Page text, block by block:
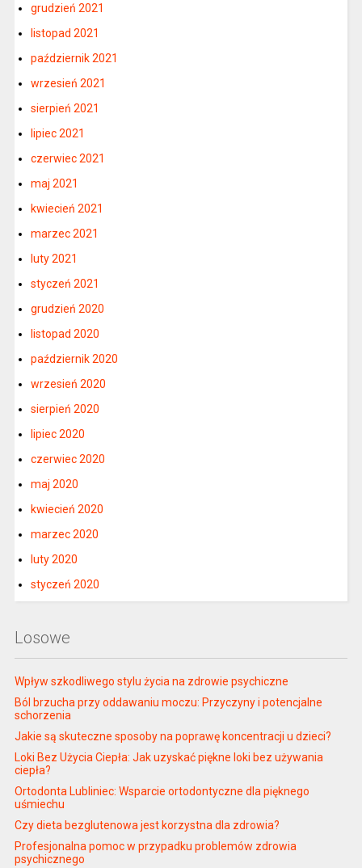
grudzień 2021
listopad 2021
październik 2021
wrzesień 2021
sierpień 2021
lipiec 2021
czerwiec 2021
maj 2021
kwiecień 2021
marzec 2021
luty 2021
styczeń 2021
grudzień 2020
listopad 2020
październik 2020
wrzesień 2020
sierpień 2020
lipiec 2020
czerwiec 2020
maj 2020
kwiecień 2020
marzec 2020
luty 2020
styczeń 2020
Losowe
Wpływ szkodliwego stylu życia na zdrowie psychiczne
Ból brzucha przy oddawaniu moczu: Przyczyny i potencjalne
schorzenia
Jakie są skuteczne sposoby na poprawę koncentracji u dzieci?
Loki Bez Użycia Ciepła: Jak uzyskać piękne loki bez używania
ciepła?
Ortodonta Lubliniec: Wsparcie ortodontyczne dla pięknego
uśmiechu
Czy dieta bezglutenowa jest korzystna dla zdrowia?
Profesjonalna pomoc w przypadku problemów zdrowia
psychicznego